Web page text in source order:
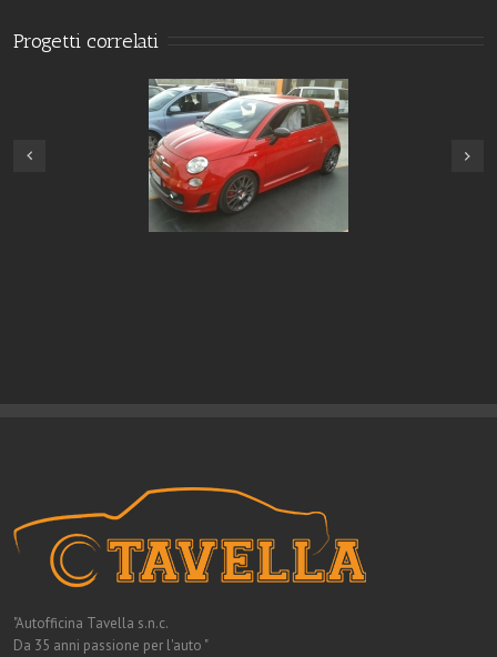
Progetti correlati
"Autofficina Tavella s.n.c.
Da 35 anni passione per l'auto "